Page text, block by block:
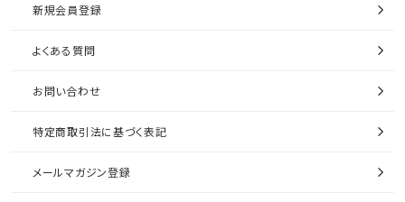
新規会員登録
よくある質問
お問い合わせ
特定商取引法に基づく表記
メールマガジン登録